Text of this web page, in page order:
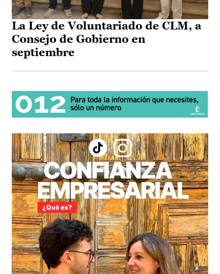
La Ley de Voluntariado de CLM, a
Consejo de Gobierno en
septiembre